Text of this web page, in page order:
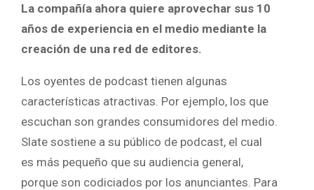
La compañía ahora quiere aprovechar sus 10
años de experiencia en el medio mediante la
creación de una red de editores.
Los oyentes de podcast tienen algunas
características atractivas. Por ejemplo, los que
escuchan son grandes consumidores del medio.
Slate sostiene a su público de podcast, el cual
es más pequeño que su audiencia general,
porque son codiciados por los anunciantes. Para